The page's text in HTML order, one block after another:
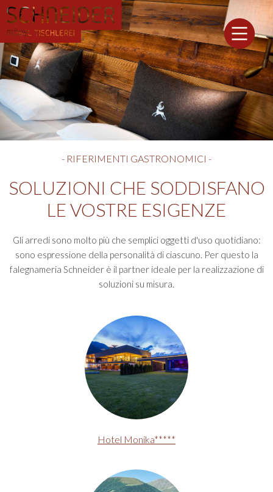
- RIFERIMENTI GASTRONOMICI -
SOLUZIONI CHE SODDISFANO
LE VOSTRE ESIGENZE
Gli arredi sono molto più che semplici oggetti d'uso quotidiano:
sono espressione della personalità di ciascuno. Per questo la
falegnameria Schneider è il partner ideale per la realizzazione di
soluzioni su misura.
Hotel Monika*****